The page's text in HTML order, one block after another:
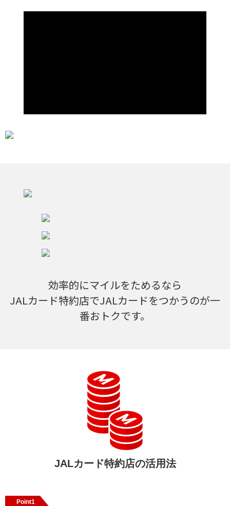
効率的にマイルをためるなら
JALカード特約店でJALカードをつかうのが一
番おトクです。
JALカード特約店の活用法
Point1